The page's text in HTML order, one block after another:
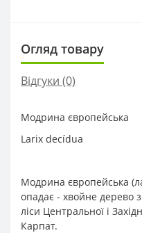
Огляд товару
Відгуки (0)
Модрина європейська
Larix decídua
Модрина європейська
опадає - хвойне дерево
ліси Центральної і
Карпат.